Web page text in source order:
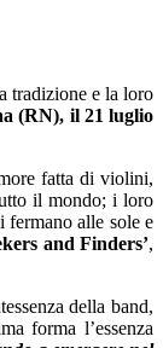
tradizione e la loro
(RN), il 21 luglio
fatta di violini,
il mondo; i loro
fermano alle sole e
and Finders’,
della band,
forma l’essenza